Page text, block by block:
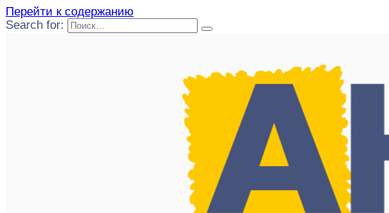
Перейти к содержанию
Search for: